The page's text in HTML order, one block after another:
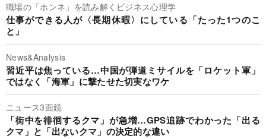
職場の「ホンネ」を読み解くビジネス心理学
仕事ができる人が〈長期休暇〉にしている「たった1つのこ
と」
News&Analysis
習近平は焦っている…中国が弾道ミサイルを「ロケット軍」
ではなく「海軍」に撃たせた切実なワケ
ニュース3面鏡
「街中を徘徊するクマ」が急増…GPS追跡でわかった「出る
クマ」と「出ないクマ」の決定的な違い